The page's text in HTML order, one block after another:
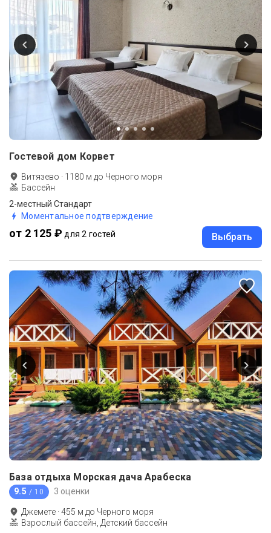
Гостевой дом Корвет
Витязево · 1180 м до Черного моря
Бассейн
2-местный Стандарт
Моментальное подтверждение
от 2 125 ₽ для 2 гостей Выбрать
База отдыха Морская дача Арабеска
9.5 / 10 3 оценки
Джемете ·455 м до Черного моря
Взрослый бассейн, Детский бассейн